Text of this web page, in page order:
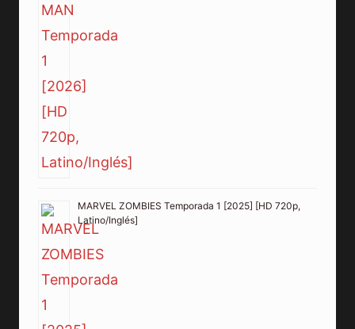
MARVEL ZOMBIES Temporada 1 [2025] [HD 720p,
Latino/Inglés]